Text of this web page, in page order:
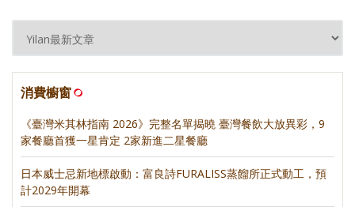
消費櫥窗
《臺灣米其林指南 2026》完整名單揭曉 臺灣餐飲大放異彩，9
家餐廳首獲一星肯定 2家新進二星餐廳
日本威士忌新地標啟動：富良詩FURALISS蒸餾所正式動工，預
計2029年開幕